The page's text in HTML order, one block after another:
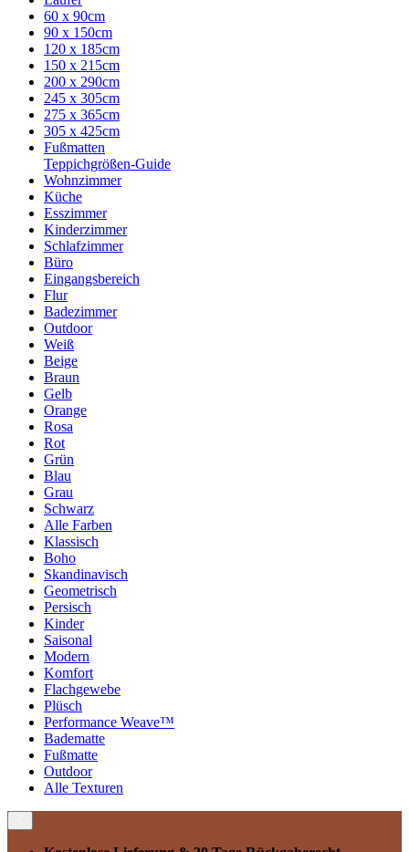
60 x 90cm
90 x 150cm
120 x 185cm
150 x 215cm
200 x 290cm
245 x 305cm
275 x 365cm
305 x 425cm
Fußmatten
Teppichgrößen-Guide
Wohnzimmer
Küche
Esszimmer
Kinderzimmer
Schlafzimmer
Büro
Eingangsbereich
Flur
Badezimmer
Outdoor
Weiß
Beige
Braun
Gelb
Orange
Rosa
Rot
Grün
Blau
Grau
Schwarz
Alle Farben
Klassisch
Boho
Skandinavisch
Geometrisch
Persisch
Kinder
Saisonal
Modern
Komfort
Flachgewebe
Plüsch
Performance Weave™
Badematte
Fußmatte
Outdoor
Alle Texturen